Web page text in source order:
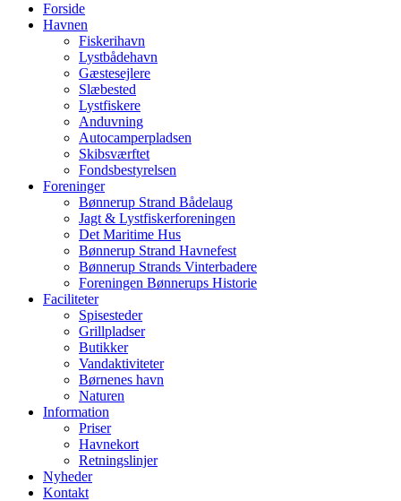
Forside
Havnen
Fiskerihavn
Lystbådehavn
Gæstesejlere
Slæbested
Lystfiskere
Anduvning
Autocamperpladsen
Skibsværftet
Fondsbestyrelsen
Foreninger
Bønnerup Strand Bådelaug
Jagt & Lystfiskerforeningen
Det Maritime Hus
Bønnerup Strand Havnefest
Bønnerup Strands Vinterbadere
Foreningen Bønnerups Historie
Faciliteter
Spisesteder
Grillpladser
Butikker
Vandaktiviteter
Børnenes havn
Naturen
Information
Priser
Havnekort
Retningslinjer
Nyheder
Kontakt